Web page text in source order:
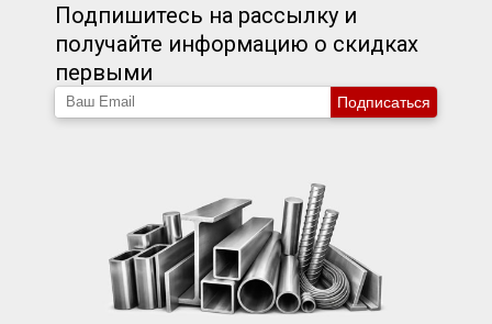
Подпишитесь на рассылку и
получайте информацию о скидках
первыми
Подписаться